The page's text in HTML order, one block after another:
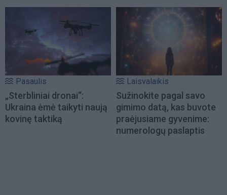
Pasaulis
„Sterbliniai dronai“:
Ukraina ėmė taikyti naują
kovinę taktiką
Laisvalaikis
Sužinokite pagal savo
gimimo datą, kas buvote
praėjusiame gyvenime:
numerologų paslaptis